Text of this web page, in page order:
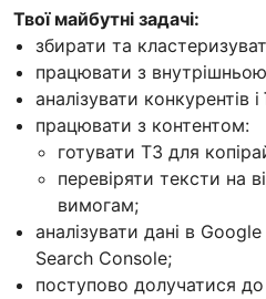
Твої майбутні задачі:
збирати та
працювати з
аналізувати конкурентів і
працювати з контентом:
готувати ТЗ для
перевіряти тексти на
вимогам;
аналізувати дані в
Search Console;
поступово долучатися